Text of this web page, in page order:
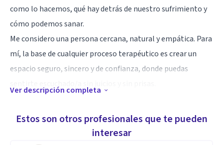
como lo hacemos, qué hay detrás de nuestro sufrimiento y
cómo podemos sanar.
Me considero una persona cercana, natural y empática. Para
mí, la base de cualquier proceso terapéutico es crear un
espacio seguro, sincero y de confianza, donde puedas
conocimientos si no sabes conectar con la persona que
tienes delante. Por eso, en consulta, mi prioridad eres tú: tu
Ver descripción completa
Estos son otros profesionales que te pueden
interesar